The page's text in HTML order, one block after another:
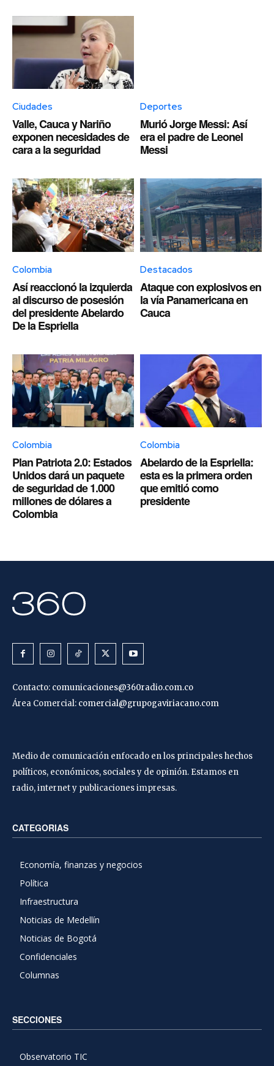
Ciudades
Valle, Cauca y Nariño
exponen necesidades de
cara a la seguridad
Deportes
Murió Jorge Messi: Así
era el padre de Leonel
Messi
Colombia
Así reaccionó la izquierda
al discurso de posesión
del presidente Abelardo
De la Espriella
Destacados
Ataque con explosivos en
la vía Panamericana en
Cauca
Colombia
Plan Patriota 2.0: Estados
Unidos dará un paquete
de seguridad de 1.000
millones de dólares a
Colombia
Colombia
Abelardo de la Espriella:
esta es la primera orden
que emitió como
presidente
Contacto: comunicaciones@360radio.com.co
Área Comercial: comercial@grupogaviriacano.com
Medio de comunicación enfocado en los principales hechos
políticos, económicos, sociales y de opinión. Estamos en
radio, internet y publicaciones impresas.
CATEGORIAS
Economía, finanzas y negocios
Política
Infraestructura
Noticias de Medellín
Noticias de Bogotá
Confidenciales
Columnas
SECCIONES
Observatorio TIC